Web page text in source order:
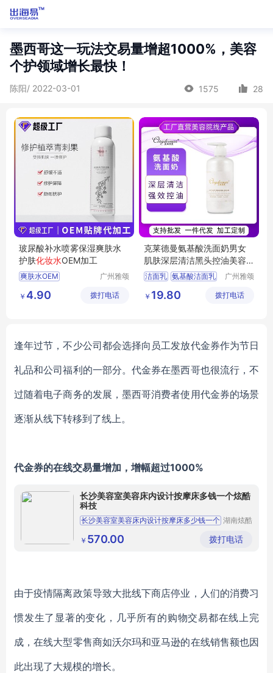
墨西哥这一玩法交易量增超1000%，美容
个护领域增长最快！
陈阳/ 2022-03-01 1575 28
玻尿酸补水喷雾保湿爽肤水
护肤化妆水OEM加工
爽肤水OEM
玻尿酸补水
广州雅颂
造有限公
￥ 4.90 拨打电话
克莱德曼氨基酸洗面奶男女
肌肤深层清洁黑头控油美容
院批发 洁面乳
洁面乳 氨基酸洁面乳
洁面乳批发
广州雅颂
造有限公
￥ 19.80 拨打电话
逢年过节，不少公司都会选择向员工发放代金券作为节日
礼品和公司福利的一部分。代金券在墨西哥也很流行，不
过随着电子商务的发展，墨西哥消费者使用代金券的场景
逐渐从线下转移到了线上。
代金券的在线交易量增加，增幅超过1000%
长沙美容室美容床内设计按摩床多钱一个炫酷
科技
长沙美容室美容床内设计按摩床多少钱一个
长沙按摩床多少钱一台
长沙美容床按摩床厂家批发
湖南炫酷
技有限公
司
￥ 570.00 拨打电话
由于疫情隔离政策导致大批线下商店停业，人们的消费习
惯发生了显著的变化，几乎所有的购物交易都在线上完
成，在线大型零售商如沃尔玛和亚马逊的在线销售额也因
此出现了大规模的增长。